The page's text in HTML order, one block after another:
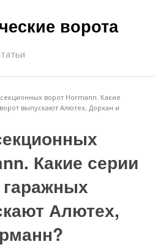
ворота
ворот Hormann. Какие
выпускают Алютех, Дорхан и
Какие серии
Алютех,